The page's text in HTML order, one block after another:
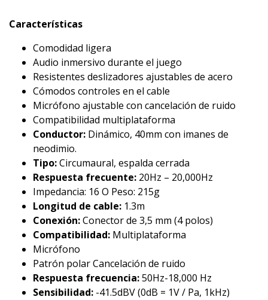
Características
Comodidad ligera
Audio inmersivo durante el juego
Resistentes deslizadores ajustables de acero
Cómodos controles en el cable
Micrófono ajustable con cancelación de ruido
Compatibilidad multiplataforma
Conductor: Dinámico, 40mm con imanes de
neodimio.
Tipo:Circumaural, espalda cerrada
Respuesta frecuente: 20Hz – 20,000Hz
Impedancia: 16 O Peso: 215g
Longitud de cable: 1.3m
Conexión:Conector de 3,5 mm (4 polos)
Compatibilidad: Multiplataforma
Micrófono
Patrón polar Cancelación de ruido
Respuesta frecuencia:50Hz-18,000 Hz
Sensibilidad: -41.5dBV (0dB = 1V / Pa, 1kHz)